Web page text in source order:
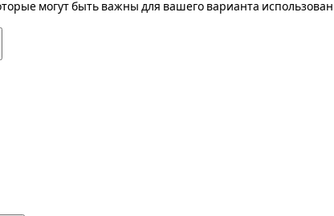
могут быть важны для вашего варианта